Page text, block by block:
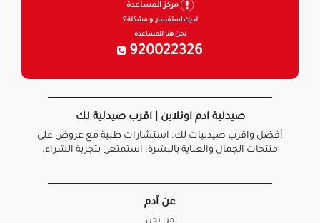
مركز المساعدة
لديك استفسار او مشكلة ؟
نحن هنا للمساعدة
920022326
صيدلية ادم اونلاين | اقرب صيدلية لك
أفضل واقرب صيدليات لك. استشارات طبية مع عروض على
منتجات الجمال والعناية بالبشرة. استمتعي بتجربة الشراء.
عن آدم